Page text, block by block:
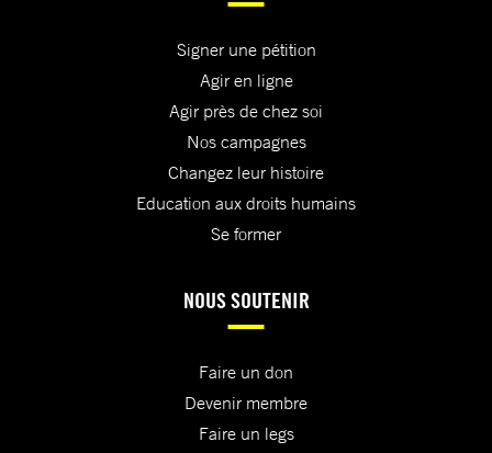
Signer une pétition
Agir en ligne
Agir près de chez soi
Nos campagnes
Changez leur histoire
Education aux droits humains
Se former
NOUS SOUTENIR
Faire un don
Devenir membre
Faire un legs